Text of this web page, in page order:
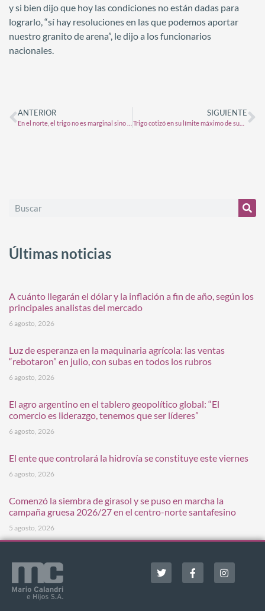
y si bien dijo que hoy las condiciones no están dadas para
lograrlo, “sí hay resoluciones en las que podemos aportar
nuestro granito de arena”, le dijo a los funcionarios
nacionales.
ANTERIOR SIGUIENTE
Trigo cotizó en su límite máximo de subas en Chicago
Últimas noticias
A cuánto llegarán el dólar y la inflación a fin de año, según los
principales analistas del mercado
6 agosto, 2026
Luz de esperanza en la maquinaria agrícola: las ventas
“rebotaron” en julio, con subas en todos los rubros
6 agosto, 2026
El agro argentino en el tablero geopolítico global: “El
comercio es liderazgo, tenemos que ser líderes”
6 agosto, 2026
El ente que controlará la hidrovía se constituye este viernes
6 agosto, 2026
Comenzó la siembra de girasol y se puso en marcha la
campaña gruesa 2026/27 en el centro-norte santafesino
5 agosto, 2026